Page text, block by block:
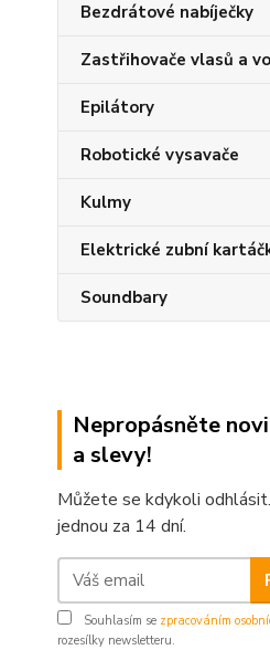
Bezdrátové nabíječky
Zastřihovače vlasů a
Epilátory
Robotické vysavače
Kulmy
Elektrické zubní
Soundbary
Nepropásněte
a slevy!
Můžete se kdykoli
jednou za 14 dní.
Souhlasím se zpracováním
rozesílky newsletteru.